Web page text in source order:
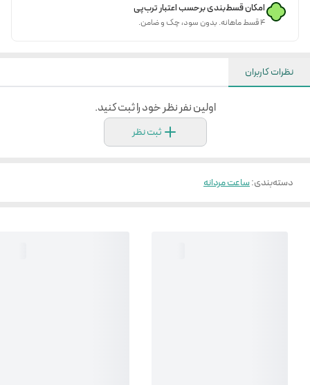
امکان قسط‌بندی برحسب اعتبار ترب‌پی
۴ قسط ماهانه. بدون سود، چک و ضامن.
نظرات کاربران
اولین نفر نظر خود را ثبت کنید.
ثبت نظر
دسته‌بندی:ساعت مردانه